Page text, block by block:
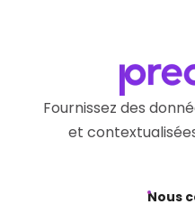
Fournissez des
et
Nous